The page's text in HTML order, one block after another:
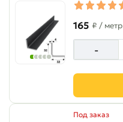
165 ₽ / метр
-
Под заказ